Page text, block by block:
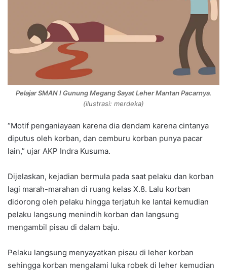
Pelajar SMAN I Gunung Megang Sayat Leher Mantan Pacarnya.
(ilustrasi: merdeka)
“Motif penganiayaan karena dia dendam karena cintanya
diputus oleh korban, dan cemburu korban punya pacar
lain,” ujar AKP Indra Kusuma.
Dijelaskan, kejadian bermula pada saat pelaku dan korban
lagi marah-marahan di ruang kelas X.8. Lalu korban
didorong oleh pelaku hingga terjatuh ke lantai kemudian
pelaku langsung menindih korban dan langsung
mengambil pisau di dalam baju.
Pelaku langsung menyayatkan pisau di leher korban
sehingga korban mengalami luka robek di leher kemudian